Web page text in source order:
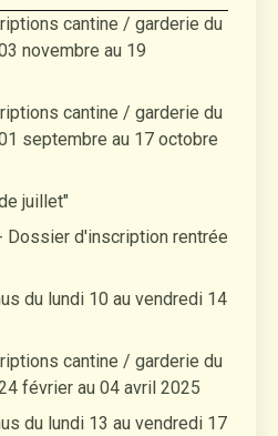
cantine / garderie du
novembre au 19
cantine / garderie du
septembre au 17 octobre
juillet"
Dossier d'inscription rentrée
du lundi 10 au vendredi 14
cantine / garderie du
février au 04 avril 2025
du lundi 13 au vendredi 17